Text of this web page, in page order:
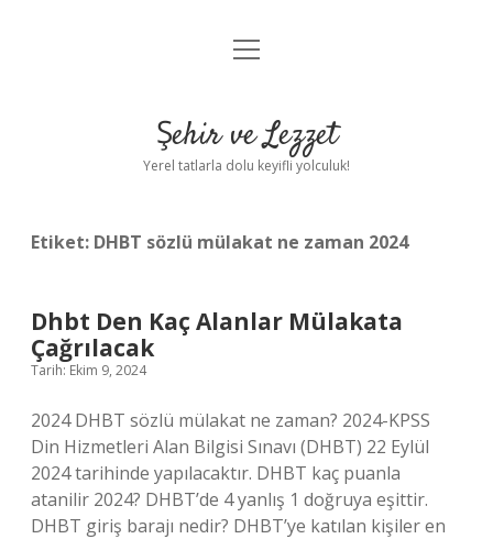
Anasayfa
Yasal Uyarı
menüyü
Şehir ve Lezzet
Yerel tatlarla dolu keyifli yolculuk!
Etiket: DHBT sözlü mülakat ne zaman 2024
Dhbt Den Kaç Alanlar Mülakata
Çağrılacak
Tarih: Ekim 9, 2024
2024 DHBT sözlü mülakat ne zaman? 2024-KPSS
Din Hizmetleri Alan Bilgisi Sınavı (DHBT) 22 Eylül
2024 tarihinde yapılacaktır. DHBT kaç puanla
atanilir 2024? DHBT’de 4 yanlış 1 doğruya eşittir.
DHBT giriş barajı nedir? DHBT’ye katılan kişiler en